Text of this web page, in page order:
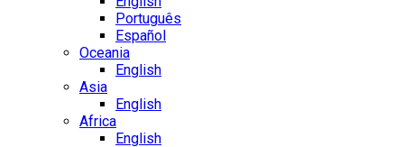
Português
Español
Oceania
English
Asia
English
Africa
English